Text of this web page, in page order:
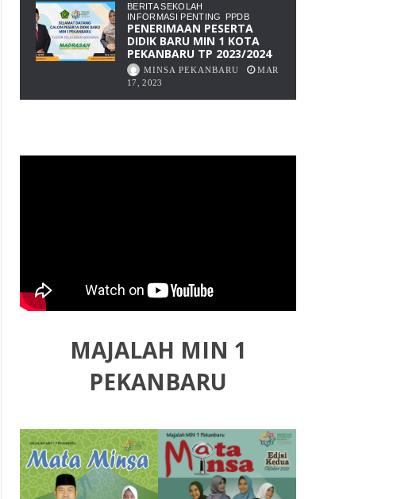
BERITA SEKOLAH
INFORMASI PENTING
PPDB
PENERIMAAN PESERTA
DIDIK BARU MIN 1 KOTA
PEKANBARU TP 2023/2024
MINSA PEKANBARU
MAR
17, 2023
MAJALAH MIN 1
PEKANBARU